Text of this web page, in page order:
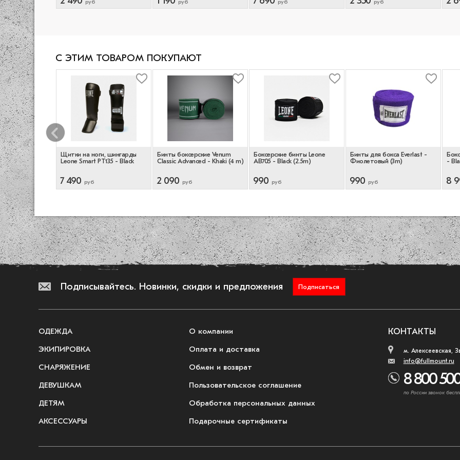
руб руб руб руб
С ЭТИМ ТОВАРОМ ПОКУПАЮТ
шингарды
- White
Щитки на ноги, шингарды
Leone Smart PT135 - Black
7 490 руб
Бинты боксерские Venum
Classic Advanced - Khaki (4 m)
2 090 руб
Боксерские бинты Leone
AB705 - Black (2.5m)
990 руб
Бинты для бокса Everlast -
Фиолетовый (3m)
990 руб
-
8
Подписывайтесь. Новинки, скидки и предложения Подписаться
КОНТАКТЫ
м. Алексеевская,
info@fullmount.ru
8 800
по России звонок
ОДЕЖДА
ЭКИПИРОВКА
СНАРЯЖЕНИЕ
ДЕВУШКАМ
ДЕТЯМ
АКСЕССУАРЫ
О компании
Оплата и доставка
Обмен и возврат
Пользовательское соглашение
Обработка персональных данных
Подарочные сертификаты